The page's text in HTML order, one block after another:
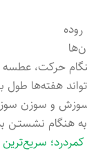
حرکت، عطسه
هفته‌ها
و سوزن
به هنگام نشستـن
سریع‌ترین